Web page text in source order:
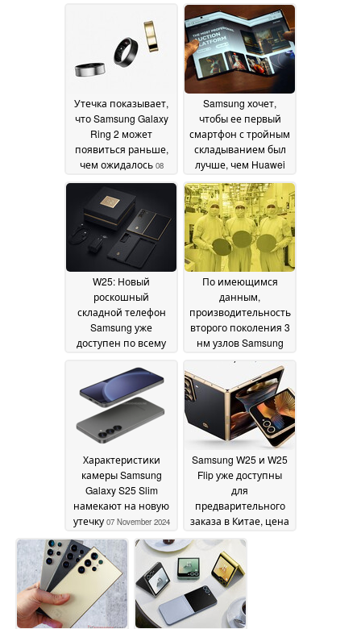
Утечка показывает,
что Samsung Galaxy
Ring 2 может
появиться раньше,
чем ожидалось 08
November 2024
Samsung хочет,
чтобы ее первый
смартфон с тройным
складыванием был
лучше, чем Huawei
08 November 2024
W25: Новый
роскошный
складной телефон
Samsung уже
доступен по всему
08 November 2024
По имеющимся
данным,
производительность
второго поколения 3
нм узлов Samsung
уровне 20%07
November 2024
Характеристики
камеры Samsung
Galaxy S25 Slim
намекают на новую
утечку 07 November 2024
Samsung W25 и W25
Flip уже доступны
для
предварительного
заказа в Китае, цена
(~$1393/€1300)
November 2024